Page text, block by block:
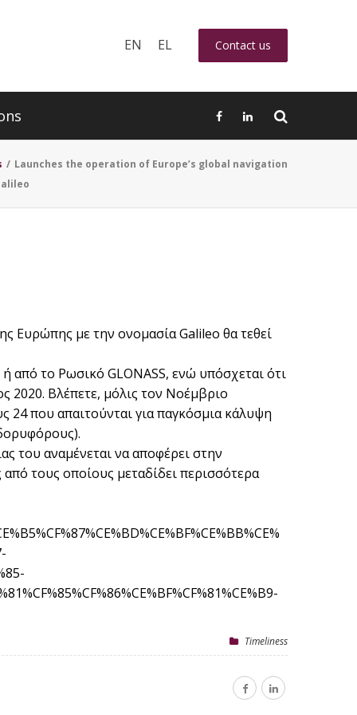
EN EL Contact us
/ Launches the operation of Europe’s global navigation
Ευρώπης με την ονομασία Galileo θα τεθεί
από το Ρωσικό GLONASS, ενώ υπόσχεται ότι
2020. Βλέπετε, μόλις τον Νοέμβριο
24 που απαιτούνται για παγκόσμια κάλυψη
του αναμένεται να αποφέρει στην
τους οποίους μεταδίδει περισσότερα
Timeliness